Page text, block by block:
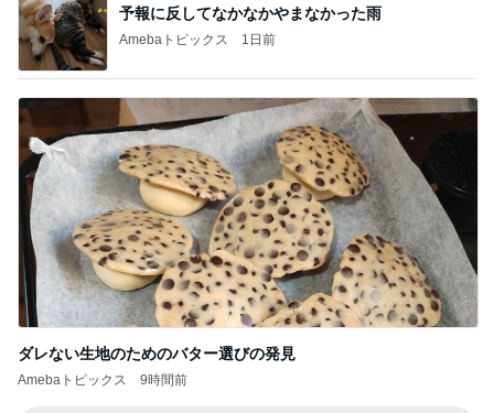
ダレない生地のためのバター選びの発見
Amebaトピックス 9時間前
記事を読む